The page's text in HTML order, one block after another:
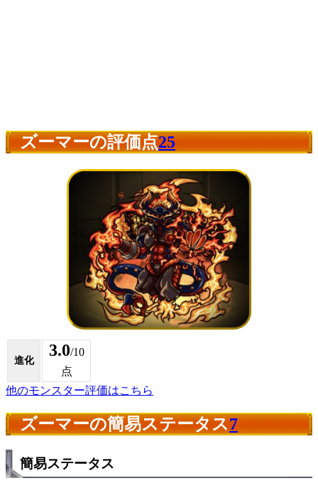
ズーマーの評価点25
進化
3.0/10
点
他のモンスター評価はこちら
ズーマーの簡易ステータス7
簡易ステータス